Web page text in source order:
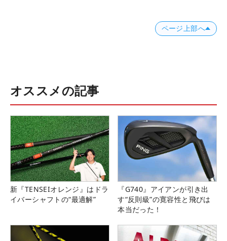
ページ上部へ
オススメの記事
新『TENSEIオレンジ』はドラ
イバーシャフトの“最適解”
『G740』アイアンが引き出
す“反則級”の寛容性と飛びは
本当だった！